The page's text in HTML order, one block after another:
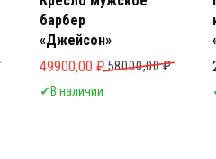
22700,00 ₽.
барбер
«Джейсон»
58000,00₽
Первоначальная цена
49900,00 ₽
Текущая цена: 49900,00 ₽.
✓ В наличии